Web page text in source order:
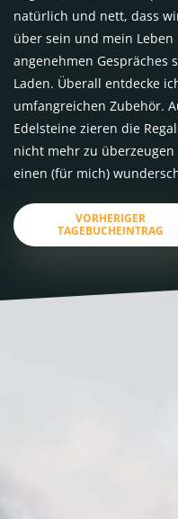
natürlich und nett, dass
über sein und mein
angenehmen Gespräches
Laden. Überall entdecke
umfangreichen Zubehör.
Edelsteine zieren die
nicht mehr zu
einen (für mich)
VORHERIGER
TAGEBUCHEINTRAG